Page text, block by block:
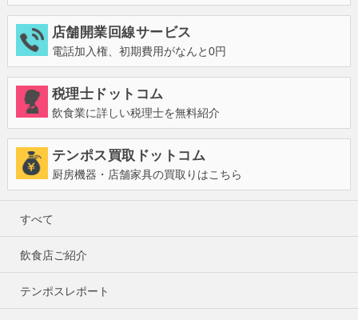
店舗開業回線サービス
電話加入権、初期費用がなんと0円
税理士ドットコム
飲食業に詳しい税理士を無料紹介
テンポス買取ドットコム
厨房機器・店舗家具の買取りはこちら
すべて
飲食店ご紹介
テンポスレポート